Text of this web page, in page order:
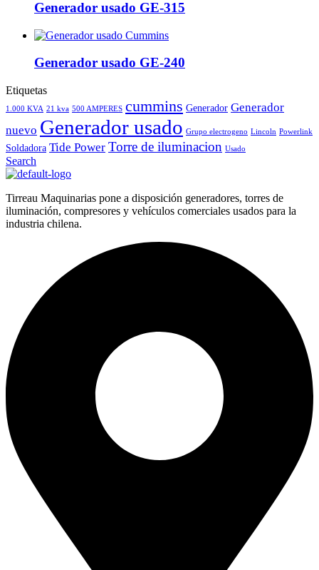
Generador usado GE-315
Generador usado GE-240
Etiquetas
1.000 KVA 21 kva 500 AMPERES cummins Generador Generador
nuevo Generador usado Grupo electrogeno Lincoln Powerlink
Soldadora Tide Power Torre de iluminacion Usado
Search
Tirreau Maquinarias pone a disposición generadores, torres de
iluminación, compresores y vehículos comerciales usados para la
industria chilena.